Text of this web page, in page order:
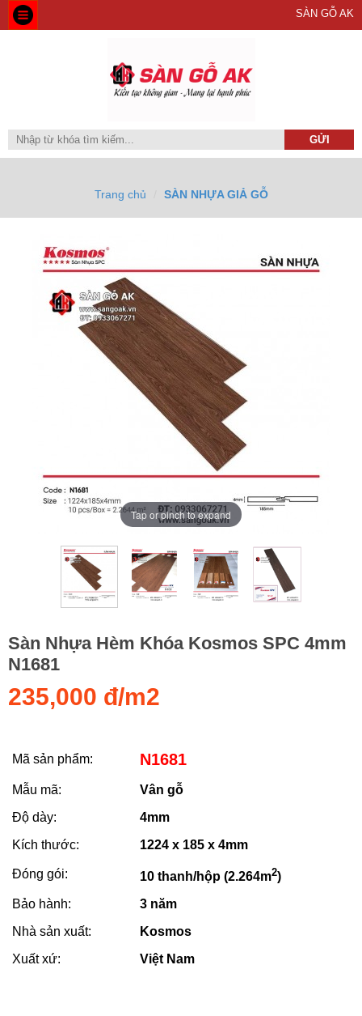
SÀN GỖ AK
Trang chủ SÀN NHỰA GIẢ GỖ
Tap or pinch to expand
Sàn Nhựa Hèm Khóa Kosmos SPC 4mm
N1681
235,000 đ/m2
Mã sản phẩm: N1681
Mẫu mã:
Vân gỗ
Độ dày:
4mm
Kích thước:
1224 x 185 x 4mm
Đóng gói: 10 thanh/hộp (2.264m2)
Bảo hành:
3 năm
Nhà sản xuất:
Kosmos
Xuất xứ:
Việt Nam